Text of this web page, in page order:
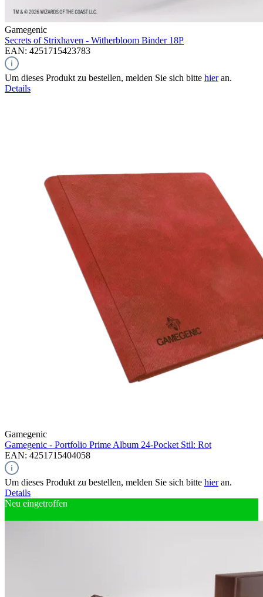
Gamegenic
Secrets of Strixhaven - Witherbloom Binder 18P
EAN: 4251715423783
Um dieses Produkt zu bestellen, melden Sie sich bitte hieran.
Details
Gamegenic
Gamegenic - Portfolio Prime Album 24-Pocket Stil: Rot
EAN: 4251715404058
Um dieses Produkt zu bestellen, melden Sie sich bitte hieran.
Details
Neu eingetroffen